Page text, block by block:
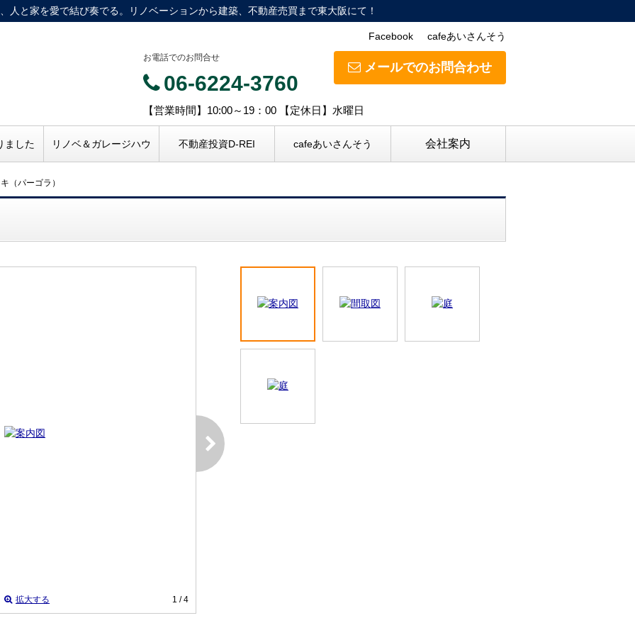
人と家を愛で結び奏でる。リノベーションから建築、不動産売買まで東大阪にて！
Facebook cafeあいさんそう
メールでのお問合わせ
お電話でのお問合せ
06-6224-3760
【営業時間】10:00～19：00 【定休日】水曜日
ました リノベ＆ガレージハウ 不動産投資D-REI cafeあいさんそう 会社案内
（パーゴラ）
拡大する 1 / 4